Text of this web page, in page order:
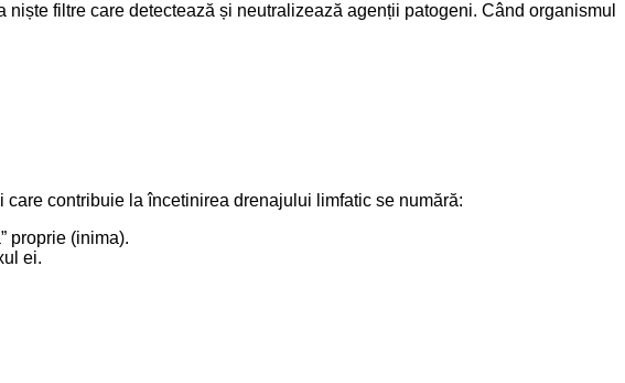
filtre care detectează și neutralizează agenții patogeni. Când organismul
contribuie la încetinirea drenajului limfatic se numără:
proprie (inima).
ei.